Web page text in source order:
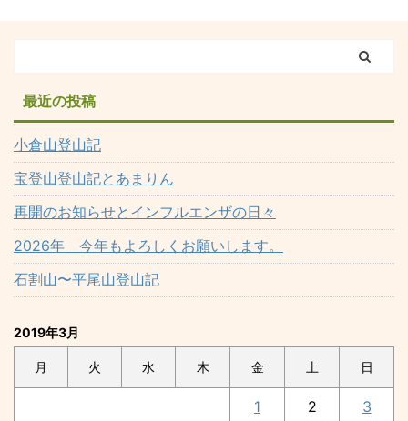
最近の投稿
小倉山登山記
宝登山登山記とあまりん
再開のお知らせとインフルエンザの日々
2026年 今年もよろしくお願いします。
石割山〜平尾山登山記
2019年3月
月 火 水 木 金 土 日
1 2 3